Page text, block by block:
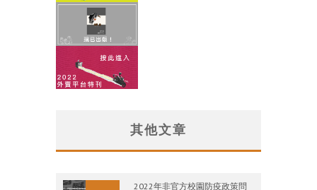
其他文章
2022年非官方校園防疫政策問